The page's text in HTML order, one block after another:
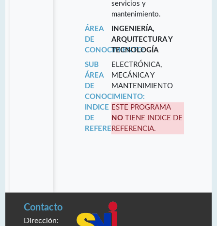
servicios y
mantenimiento.
ÁREA
DE
CONOCIMIENTO:
INGENIERÍA,
ARQUITECTURA Y
TECNOLOGÍA
SUB
ÁREA
DE
CONOCIMIENTO:
ELECTRÓNICA,
MECÁNICA Y
MANTENIMIENTO
INDICE
DE
REFERENCIA:
ESTE PROGRAMA
NO TIENE INDICE DE
REFERENCIA.
Contacto
Dirección: